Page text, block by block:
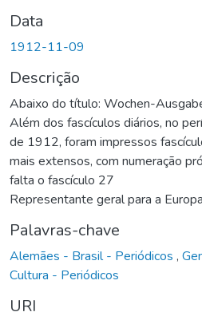
Data
1912-11-09
Descrição
Abaixo do título: Wochen-
Além dos fascículos diários, no
de 1912, foram impressos
mais extensos, com numeração
falta o fascículo 27
Representante geral para a
Palavras-chave
Alemães - Brasil - Periódicos ,
Cultura - Periódicos
URI